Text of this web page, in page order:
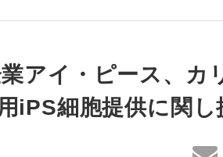
アイ・ピース、カ
iPS細胞提供に関し